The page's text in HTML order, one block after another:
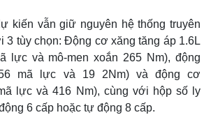
kiến vẫn giữ nguyên hệ thống truyên
3 tùy chọn: Động cơ xăng tăng áp 1.6L
lực và mô-men xoắn 265 Nm), động
mã lực và 19 2Nm) và động cơ
lực và 416 Nm), cùng với hộp số ly
6 cấp hoặc tự động 8 cấp.